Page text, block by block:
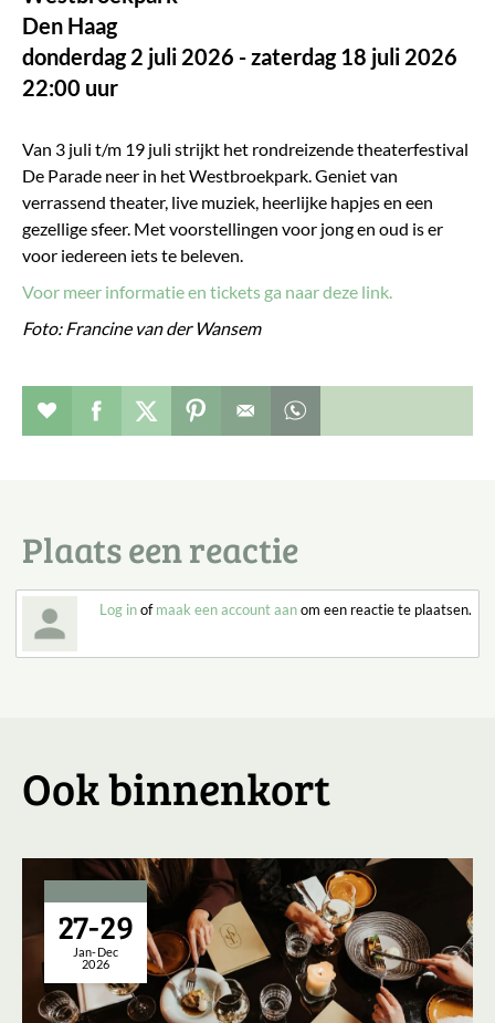
Den Haag
donderdag 2 juli 2026 - zaterdag 18 juli 2026
22:00 uur
Van 3 juli t/m 19 juli strijkt het rondreizende theaterfestival
De Parade neer in het Westbroekpark. Geniet van
verrassend theater, live muziek, heerlijke hapjes en een
gezellige sfeer. Met voorstellingen voor jong en oud is er
voor iedereen iets te beleven.
Voor meer informatie en tickets ga naar deze link.
Foto: Francine van der Wansem
Evenement toevoegen aan favorieten
Deel dit op facebook
Deel dit op twitter
Deel dit op pinterest
Plaats een reactie
Log inofmaak een account aanom een reactie te plaatsen.
Ook binnenkort
27-29
Jan-Dec
2026